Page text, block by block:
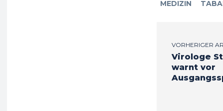
MEDIZIN
VORHERIGER
Virologe
warnt vor